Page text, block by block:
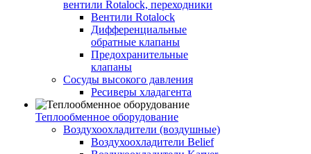
вентили Rotalock, переходники
Вентили Rotalock
Дифференциальные
обратные клапаны
Предохранительные
клапаны
Сосуды высокого давления
Ресиверы хладагента
Теплообменное оборудование
Воздухоохладители (воздушные)
Воздухоохладители Belief